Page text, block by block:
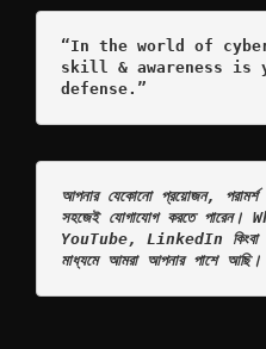
“In the world of
skill & awareness
defense.”
আপনার যেকোনো প্রয়োজন, পরামর্শ
সহজেই যোগাযোগ করতে
YouTube, LinkedIn কিংবা
মাধ্যমে আমরা আপনার পাশে আছি।